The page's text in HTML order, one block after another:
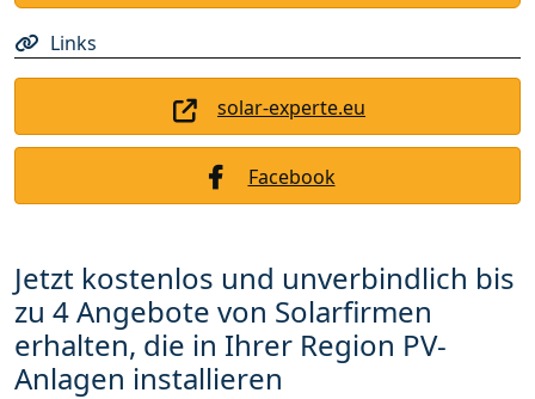
Links
solar-experte.eu
Facebook
Jetzt kostenlos und unverbindlich bis
zu 4 Angebote von Solarfirmen
erhalten, die in Ihrer Region PV-
Anlagen installieren